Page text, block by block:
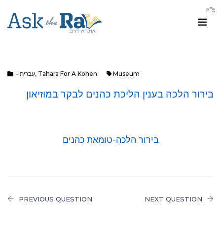
- עברית, Tahara For A Kohen Museum
בירור הלכה בענין הליכת כהנים לבקר במוזיאון
בירור הלכה-טומאת כהנים
PREVIOUS QUESTION NEXT QUESTION